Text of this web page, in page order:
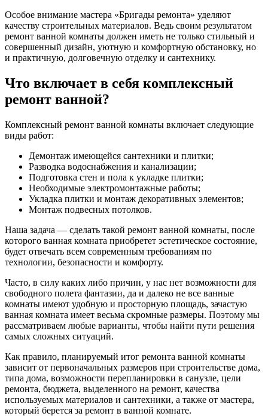
Особое внимание мастера «Бригады ремонта» уделяют
качеству строительных материалов. Ведь своим результатом
ремонт ванной комнаты должен иметь не только стильный и
совершенный дизайн, уютную и комфортную обстановку, но
и практичную, долговечную отделку и сантехнику.
Что включает в себя комплексный
ремонт ванной?
Комплексный ремонт ванной комнаты включает следующие
виды работ:
Демонтаж имеющейся сантехники и плитки;
Разводка водоснабжения и канализации;
Подготовка стен и пола к укладке плитки;
Необходимые электромонтажные работы;
Укладка плитки и монтаж декоративных элементов;
Монтаж подвесных потолков.
Наша задача — сделать такой ремонт ванной комнаты, после
которого ванная комната приобретет эстетическое состояние,
будет отвечать всем современным требованиям по
технологии, безопасности и комфорту.
Часто, в силу каких либо причин, у нас нет возможности для
свободного полета фантазии, да и далеко не все ванные
комнаты имеют удобную и просторную площадь, зачастую
ванная комната имеет весьма скромные размеры. Поэтому мы
рассматриваем любые варианты, чтобы найти пути решения
самых сложных ситуаций.
Как правило, планируемый итог ремонта ванной комнаты
зависит от первоначальных размеров при строительстве дома,
типа дома, возможности перепланировки в санузле, цели
ремонта, бюджета, выделенного на ремонт, качества
используемых материалов и сантехники, а также от мастера,
который берется за ремонт в ванной комнате.